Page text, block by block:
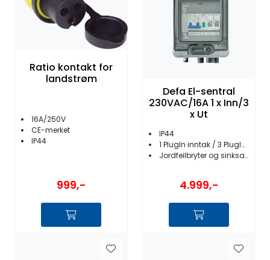
Ratio kontakt for
landstrøm
16A/250V
CE-merket
IP44
999,-
Defa El-sentral
230VAC/16A 1 x Inn/3
x Ut
IP44
1 PlugIn inntak / 3 PlugIn uttak
Jordfeilbryter og sinksaver
4.999,-